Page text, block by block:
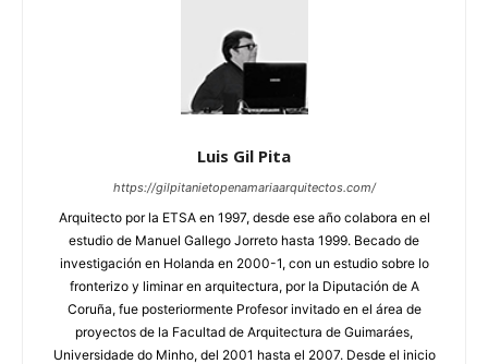
Luis Gil Pita
https://gilpitanietopenamariaarquitectos.com/
Arquitecto por la ETSA en 1997, desde ese año colabora en el
estudio de Manuel Gallego Jorreto hasta 1999. Becado de
investigación en Holanda en 2000-1, con un estudio sobre lo
fronterizo y liminar en arquitectura, por la Diputación de A
Coruña, fue posteriormente Profesor invitado en el área de
proyectos de la Facultad de Arquitectura de Guimaráes,
Universidade do Minho, del 2001 hasta el 2007. Desde el inicio